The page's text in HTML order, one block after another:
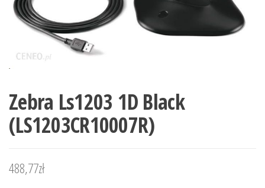
Zebra Ls1203 1D Black
(LS1203CR10007R)
488,77zł